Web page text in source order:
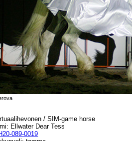
/ SIM-game horse
Ellwater Dear Tess
089-0019